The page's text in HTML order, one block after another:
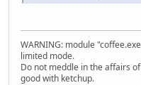
WARNING: module
limited mode.
Do not meddle in the affairs
good with ketchup.